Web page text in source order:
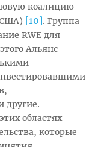
коалицию
США) [10]. Группа
RWE для
Альянс
другие.
областях
которые